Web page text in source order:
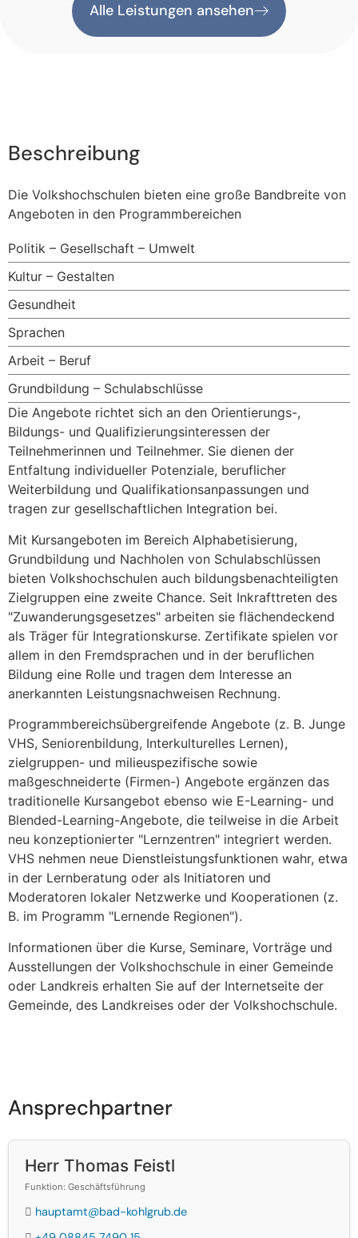
Alle Leistungen ansehen
Beschreibung
Die Volkshochschulen bieten eine große Bandbreite von
Angeboten in den Programmbereichen
Politik – Gesellschaft – Umwelt
Kultur – Gestalten
Gesundheit
Sprachen
Arbeit – Beruf
Grundbildung – Schulabschlüsse
Die Angebote richtet sich an den Orientierungs-,
Bildungs- und Qualifizierungsinteressen der
Teilnehmerinnen und Teilnehmer. Sie dienen der
Entfaltung individueller Potenziale, beruflicher
Weiterbildung und Qualifikationsanpassungen und
tragen zur gesellschaftlichen Integration bei.
Mit Kursangeboten im Bereich Alphabetisierung,
Grundbildung und Nachholen von Schulabschlüssen
bieten Volkshochschulen auch bildungsbenachteiligten
Zielgruppen eine zweite Chance. Seit Inkrafttreten des
"Zuwanderungsgesetzes" arbeiten sie flächendeckend
als Träger für Integrationskurse. Zertifikate spielen vor
allem in den Fremdsprachen und in der beruflichen
Bildung eine Rolle und tragen dem Interesse an
anerkannten Leistungsnachweisen Rechnung.
Programmbereichsübergreifende Angebote (z. B. Junge
VHS, Seniorenbildung, Interkulturelles Lernen),
zielgruppen- und milieuspezifische sowie
maßgeschneiderte (Firmen-) Angebote ergänzen das
traditionelle Kursangebot ebenso wie E-Learning- und
Blended-Learning-Angebote, die teilweise in die Arbeit
neu konzeptionierter "Lernzentren" integriert werden.
VHS nehmen neue Dienstleistungsfunktionen wahr, etwa
in der Lernberatung oder als Initiatoren und
Moderatoren lokaler Netzwerke und Kooperationen (z.
B. im Programm "Lernende Regionen").
Informationen über die Kurse, Seminare, Vorträge und
Ausstellungen der Volkshochschule in einer Gemeinde
oder Landkreis erhalten Sie auf der Internetseite der
Gemeinde, des Landkreises oder der Volkshochschule.
Ansprechpartner
Herr Thomas Feistl
Funktion: Geschäftsführung
hauptamt@bad-kohlgrub.de